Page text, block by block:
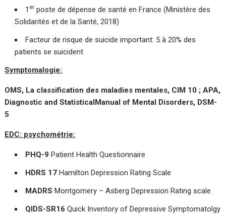
1 er poste de dépense de santé en France (Ministère des
Solidarités et de la Santé, 2018)
Facteur de risque de suicide important: 5 à 20% des
patients se suicident
Symptomalogie:
OMS, La classification des maladies mentales, CIM 10 ; APA,
Diagnostic and StatisticalManual of Mental Disorders, DSM-
5
EDC: psychométrie:
PHQ-9Patient Health Questionnaire
HDRS 17Hamilton Depression Rating Scale
MADRSMontgomery – Asberg Depression Rating scale
QIDS-SR16Quick Inventory of Depressive Symptomatolgy